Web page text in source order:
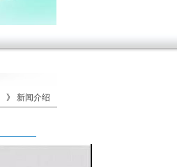
13525580805 技术咨询：15515822929
》 新闻介绍